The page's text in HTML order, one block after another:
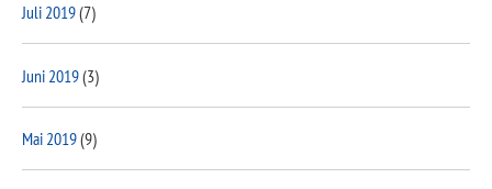
Juli 2019(7)
Juni 2019(3)
Mai 2019(9)